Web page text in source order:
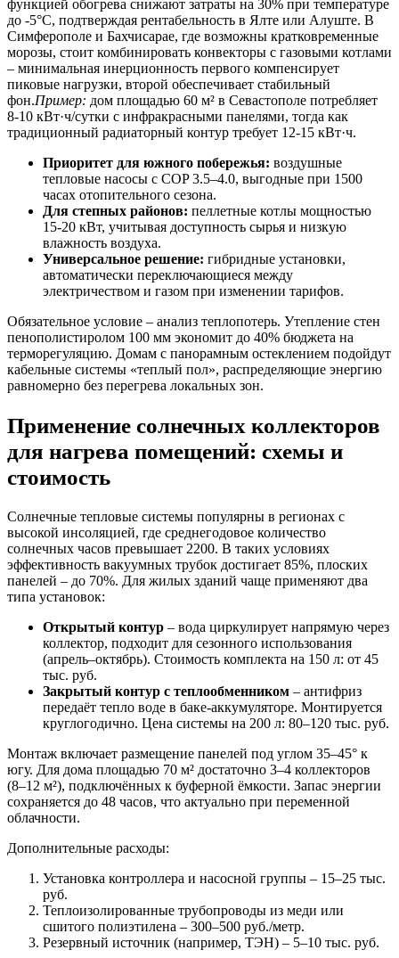
функцией обогрева снижают затраты на 30% при температуре
до -5°C, подтверждая рентабельность в Ялте или Алуште. В
Симферополе и Бахчисарае, где возможны кратковременные
морозы, стоит комбинировать конвекторы с газовыми котлами
– минимальная инерционность первого компенсирует
пиковые нагрузки, второй обеспечивает стабильный
фон.Пример: дом площадью 60 м² в Севастополе потребляет
8-10 кВт·ч/сутки с инфракрасными панелями, тогда как
традиционный радиаторный контур требует 12-15 кВт·ч.
Приоритет для южного побережья: воздушные
тепловые насосы с COP 3.5–4.0, выгодные при 1500
часах отопительного сезона.
Для степных районов: пеллетные котлы мощностью
15-20 кВт, учитывая доступность сырья и низкую
влажность воздуха.
Универсальное решение: гибридные установки,
автоматически переключающиеся между
электричеством и газом при изменении тарифов.
Обязательное условие – анализ теплопотерь. Утепление стен
пенополистиролом 100 мм экономит до 40% бюджета на
терморегуляцию. Домам с панорамным остеклением подойдут
кабельные системы «теплый пол», распределяющие энергию
равномерно без перегрева локальных зон.
Применение солнечных коллекторов
для нагрева помещений: схемы и
стоимость
Солнечные тепловые системы популярны в регионах с
высокой инсоляцией, где среднегодовое количество
солнечных часов превышает 2200. В таких условиях
эффективность вакуумных трубок достигает 85%, плоских
панелей – до 70%. Для жилых зданий чаще применяют два
типа установок:
Открытый контур – вода циркулирует напрямую через
коллектор, подходит для сезонного использования
(апрель–октябрь). Стоимость комплекта на 150 л: от 45
тыс. руб.
Закрытый контур с теплообменником – антифриз
передаёт тепло воде в баке-аккумуляторе. Монтируется
круглогодично. Цена системы на 200 л: 80–120 тыс. руб.
Монтаж включает размещение панелей под углом 35–45° к
югу. Для дома площадью 70 м² достаточно 3–4 коллекторов
(8–12 м²), подключённых к буферной ёмкости. Запас энергии
сохраняется до 48 часов, что актуально при переменной
облачности.
Дополнительные расходы:
Установка контроллера и насосной группы – 15–25 тыс.
руб.
Теплоизолированные трубопроводы из меди или
сшитого полиэтилена – 300–500 руб./метр.
Резервный источник (например, ТЭН) – 5–10 тыс. руб.